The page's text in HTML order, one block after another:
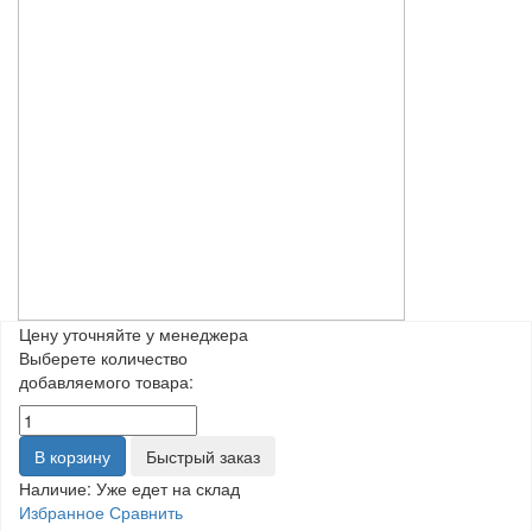
Цену уточняйте у менеджера
Выберете количество
добавляемого товара:
В корзину
Быстрый заказ
Наличие: Уже едет на склад
Избранное Сравнить